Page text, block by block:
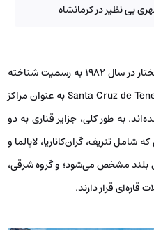
بی نظیر در کرمانشاه
جزایر قناری به عنوان یک منطقه خودمختار در سال ۱۹۸۲ به رسمیت شناخته
شدند و همچنین Las Palmas و Santa Cruz de Tenerife به عنوان مراکز
به طور کلی، جزایر قناری به دو
تنریف، گران‌کاناریا، لاپالما و
بلند مشخص می‌شود؛ و گروه شرقی،
‌قاره‌ای قرار دارند.